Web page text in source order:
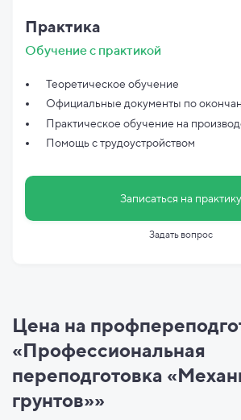
Практика
Обучение с практикой
Теоретическое обучение
Официальные документы по
Практическое обучение на
Помощь с трудоустройством
Записаться на практику
Задать вопрос
Цена на
«Профессиональная
переподготовка
грунтов»»